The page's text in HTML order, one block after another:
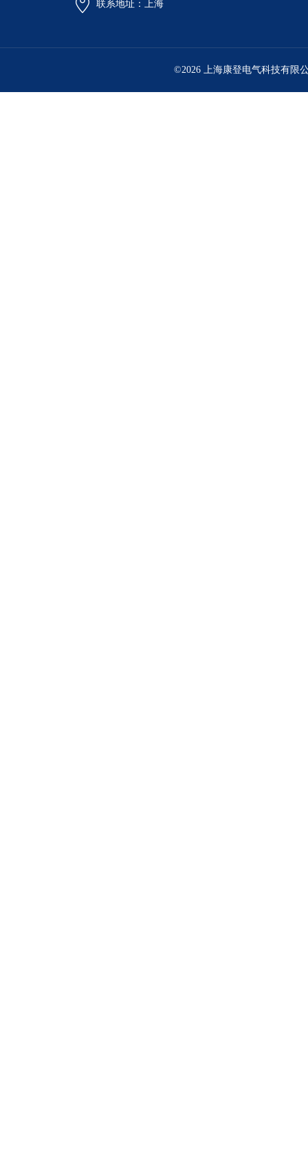
联系地址：上海
©2026 上海康登电气科技有限